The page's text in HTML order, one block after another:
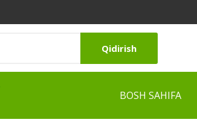
Qidirish
BOSH SAHIFA